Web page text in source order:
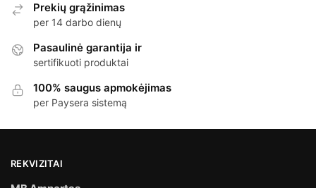
Prekių grąžinimas
per 14 darbo dienų
Pasaulinė garantija ir
sertifikuoti produktai
100% saugus apmokėjimas
per Paysera sistemą
REKVIZITAI